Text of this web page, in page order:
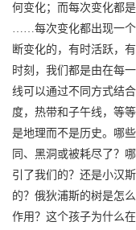
何变化；而每次变化都
……每次变化都出现一
断变化的，有时活跃，
时刻，我们都是由在每
线可以通过不同方式结
度，热带和子午线，等
是地理而不是历史。哪
同、黑洞或被耗尽了？
引了我们的？还是小汉
的？俄狄浦斯的树是怎
作用？这个孩子为什么